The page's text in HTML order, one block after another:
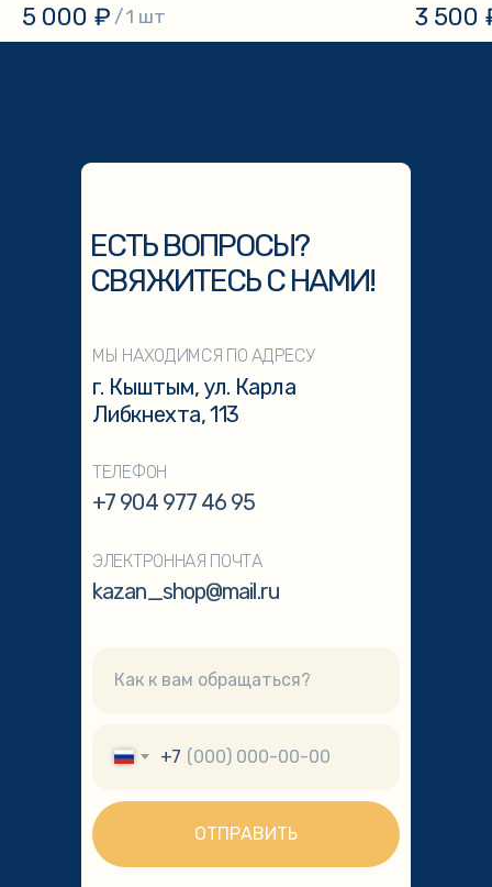
5 000 ₽ /1 шт 3 500
+7
ОТПРАВИТЬ
г. Кыштым, ул. Карла
Либкнехта, 113
ЭЛЕКТРОННАЯ ПОЧТА
МЫ НАХОДИМСЯ ПО АДРЕСУ
ТЕЛЕФОН
+7 904 977 46 95
kazan_shop@mail.ru
ЕСТЬ ВОПРОСЫ?
СВЯЖИТЕСЬ С НАМИ!